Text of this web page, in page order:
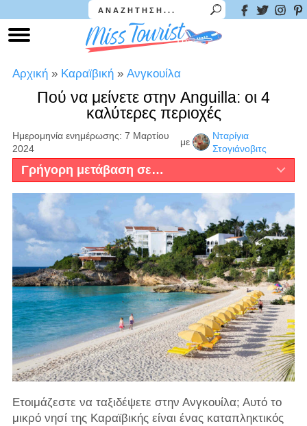
Αρχική » Καραϊβική » Ανγκουίλα
Πού να μείνετε στην Anguilla: οι 4
καλύτερες περιοχές
Ημερομηνία ενημέρωσης: 7 Μαρτίου
2024
με
Νταρίγια
Στογιάνοβιτς
Γρήγορη μετάβαση σε…
Ετοιμάζεστε να ταξιδέψετε στην Ανγκουίλα; Αυτό το
μικρό νησί της Καραϊβικής είναι ένας καταπληκτικός